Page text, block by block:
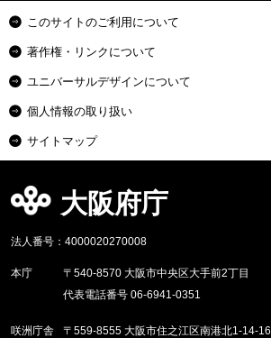
このサイトのご利用について
著作権・リンクについて
ユニバーサルデザインについて
個人情報の取り扱い
サイトマップ
大阪府庁
法人番号：4000020270008
本庁
〒540-8570 大阪市中央区大手前2丁目
代表電話番号 06-6941-0351
咲洲庁舎 〒559-8555 大阪市住之江区南港北1-14-16